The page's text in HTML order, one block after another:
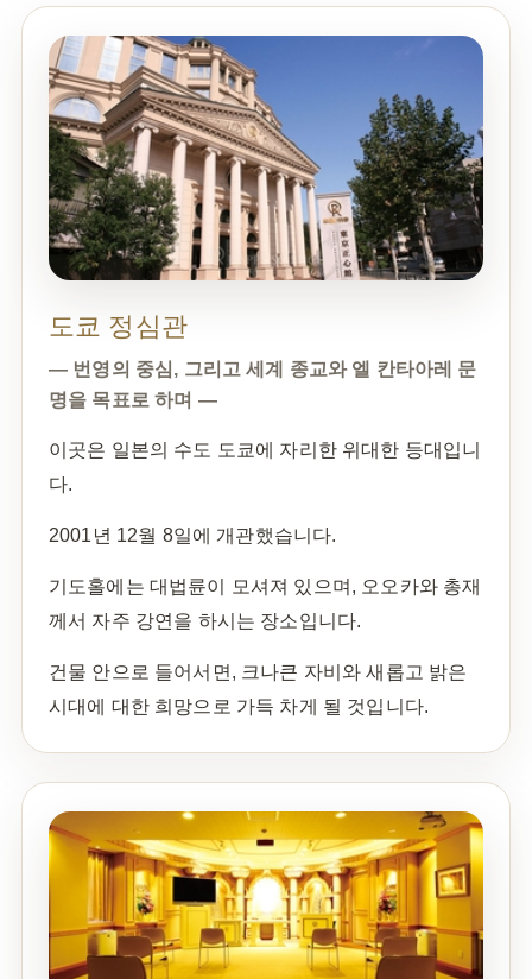
도쿄 정심관
— 번영의 중심, 그리고 세계 종교와 엘 칸타아레 문
명을 목표로 하며 —
이곳은 일본의 수도 도쿄에 자리한 위대한 등대입니
다.
2001년 12월 8일에 개관했습니다.
기도홀에는 대법륜이 모셔져 있으며, 오오카와 총재
께서 자주 강연을 하시는 장소입니다.
건물 안으로 들어서면, 크나큰 자비와 새롭고 밝은
시대에 대한 희망으로 가득 차게 될 것입니다.